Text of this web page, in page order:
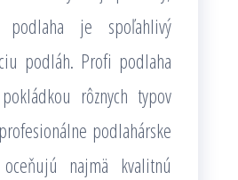
podlaha je spoľahlivý
podláh. Profi podlaha
rôznych typov
podlahárske
najmä kvalitnú